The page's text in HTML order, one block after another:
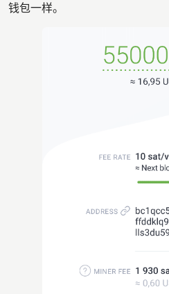
钱包一样。